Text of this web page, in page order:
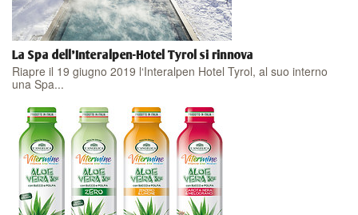
La Spa dell'Interalpen-Hotel Tyrol si rinnova
Riapre il 19 giugno 2019 l‘Interalpen Hotel Tyrol, al suo interno
una Spa...